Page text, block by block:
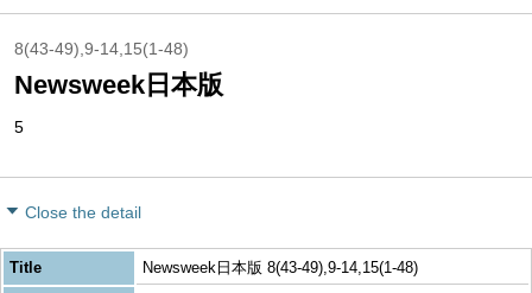
8(43-49),9-14,15(1-48)
Newsweek日本版
5
Close the detail
Title
Newsweek日本版 8(43-49),9-14,15(1-48)